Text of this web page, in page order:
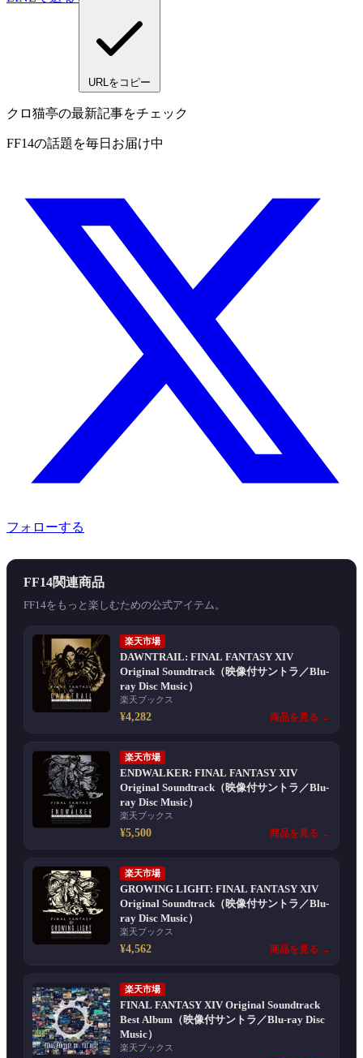
URLをコピー
クロ猫亭の最新記事をチェック
FF14の話題を毎日お届け中
フォローする
FF14関連商品
FF14をもっと楽しむための公式アイテム。
楽天市場
DAWNTRAIL: FINAL FANTASY XIV
Original Soundtrack（映像付サントラ／Blu-
ray Disc Music）
楽天ブックス
¥4,282 商品を見る →
楽天市場
ENDWALKER: FINAL FANTASY XIV
Original Soundtrack（映像付サントラ／Blu-
ray Disc Music）
楽天ブックス
¥5,500 商品を見る →
楽天市場
GROWING LIGHT: FINAL FANTASY XIV
Original Soundtrack（映像付サントラ／Blu-
ray Disc Music）
楽天ブックス
¥4,562 商品を見る →
楽天市場
FINAL FANTASY XIV Original Soundtrack
Best Album（映像付サントラ／Blu-ray Disc
Music）
楽天ブックス